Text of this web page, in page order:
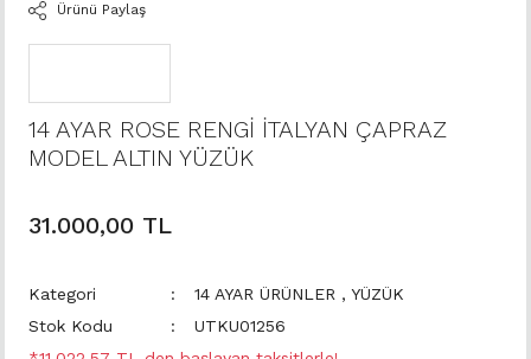
Ürünü Paylaş
14 AYAR ROSE RENGİ İTALYAN ÇAPRAZ
MODEL ALTIN YÜZÜK
31.000,00 TL
Kategori 14 AYAR ÜRÜNLER , YÜZÜK
Stok Kodu
UTKU01256